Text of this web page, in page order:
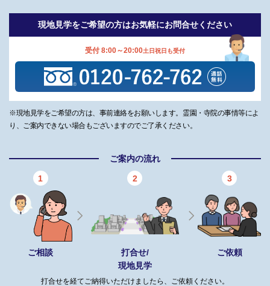
現地見学をご希望の方はお気軽にお問合せください
受付 8:00～20:00土日祝日も受付
※現地見学をご希望の方は、事前連絡をお願いします。霊園・寺院の事情等によ
り、ご案内できない場合もございますのでご了承ください。
ご案内の流れ
1
ご相談
2
打合せ/
現地見学
3
ご依頼
打合せを経てご納得いただけましたら、ご依頼ください。